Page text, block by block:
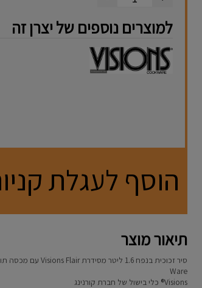
למוצרים נוספים של יצרן זה
הוסף לעגלת
תיאור מוצר
סיר זכוכית בנפח 1.6 ליטר מסידרת Visions Flair
Ware
Visions® כלי בישול של חברת קורנינג